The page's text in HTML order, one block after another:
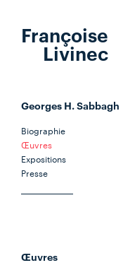
Françoise
Livinec
Georges H. Sabbagh
Biographie
Œuvres
Expositions
Presse
Œuvres